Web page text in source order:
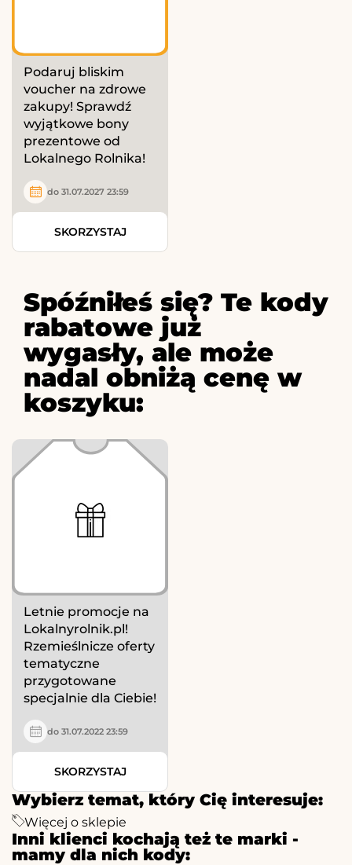
Wybierz temat, który Cię interesuje:
Więcej o sklepie
Inni klienci kochają też te marki -
mamy dla nich kody:
Podaruj bliskim
voucher na zdrowe
zakupy! Sprawdź
wyjątkowe bony
prezentowe od
Lokalnego Rolnika!
do 31.07.2027 23:59
SKORZYSTAJ
Spóźniłeś się? Te kody
rabatowe już
wygasły, ale może
nadal obniżą cenę w
koszyku:
Letnie promocje na
Lokalnyrolnik.pl!
Rzemieślnicze oferty
tematyczne
przygotowane
specjalnie dla Ciebie!
do 31.07.2022 23:59
SKORZYSTAJ